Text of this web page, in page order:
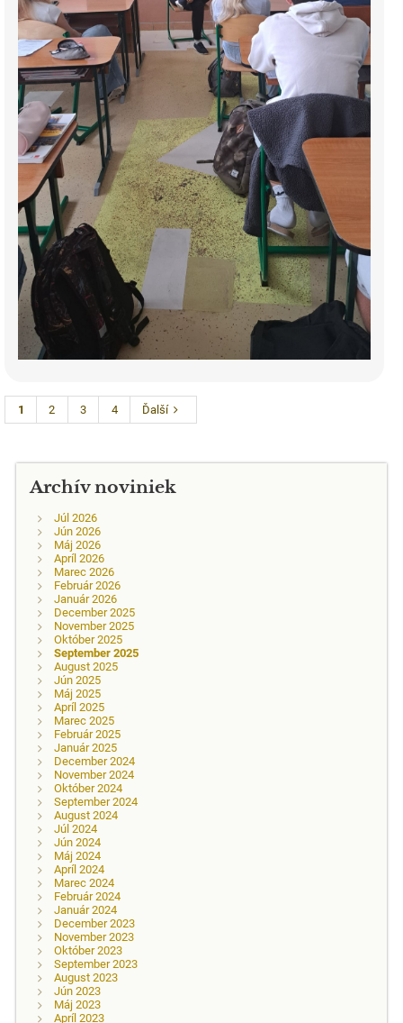
1 2 3 4 Ďalší
Archív noviniek
Júl 2026
Jún 2026
Máj 2026
Apríl 2026
Marec 2026
Február 2026
Január 2026
December 2025
November 2025
Október 2025
September 2025
August 2025
Jún 2025
Máj 2025
Apríl 2025
Marec 2025
Február 2025
Január 2025
December 2024
November 2024
Október 2024
September 2024
August 2024
Júl 2024
Jún 2024
Máj 2024
Apríl 2024
Marec 2024
Február 2024
Január 2024
December 2023
November 2023
Október 2023
September 2023
August 2023
Jún 2023
Máj 2023
Apríl 2023